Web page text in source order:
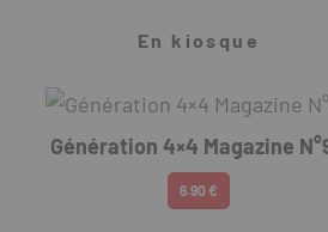
En kiosque
Génération 4×4 Magazine
6.90 €